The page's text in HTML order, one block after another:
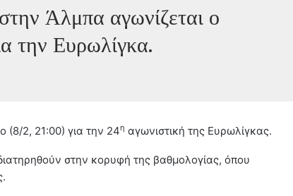
Άλμπα αγωνίζεται ο
την Ευρωλίγκα.
(8/2, 21:00) για την 24η αγωνιστική της Ευρωλίγκας.
στην κορυφή της βαθμολογίας, όπου